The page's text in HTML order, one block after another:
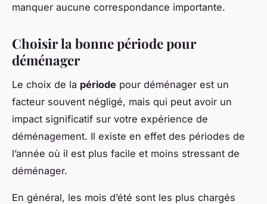
manquer aucune correspondance importante.
Choisir la bonne période pour
déménager
Le choix de la période pour déménager est un
facteur souvent négligé, mais qui peut avoir un
impact significatif sur votre expérience de
déménagement. Il existe en effet des périodes de
l’année où il est plus facile et moins stressant de
déménager.
En général, les mois d’été sont les plus chargés